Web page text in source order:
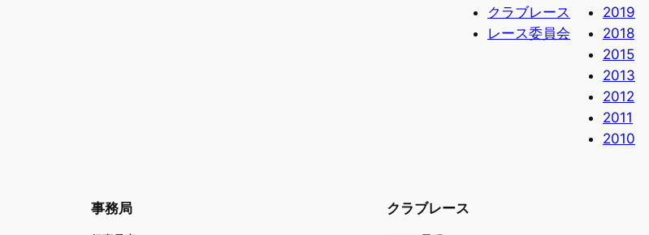
クラブレース
レース委員会
2019
2018
2015
2013
2012
2011
2010
事務局 クラブレース